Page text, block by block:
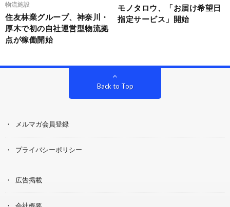
物流施設
住友林業グループ、神奈川・
厚木で初の自社運営型物流拠
点が稼働開始
モノタロウ、「お届け希望日
指定サービス」開始
Back to Top
メルマガ会員登録
プライバシーポリシー
広告掲載